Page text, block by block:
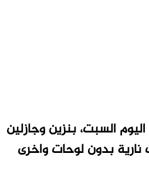
السبت، بنزين وجازلين
بدون لوحات واخرى